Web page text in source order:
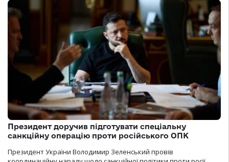
Президент доручив підготувати спеціальну
санкційну операцію проти російського ОПК
Президент України Володимир Зеленський провів